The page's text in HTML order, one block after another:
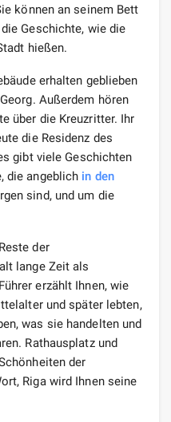
können an seinem Bett
Geschichte, wie die
hießen.
erhalten geblieben
Außerdem hören
über die Kreuzritter. Ihr
die Residenz des
gibt viele Geschichten
die angeblich in den
sind, und um die
der
lange Zeit als
erzählt Ihnen, wie
und später lebten,
was sie handelten und
Rathausplatz und
der
Riga wird Ihnen seine